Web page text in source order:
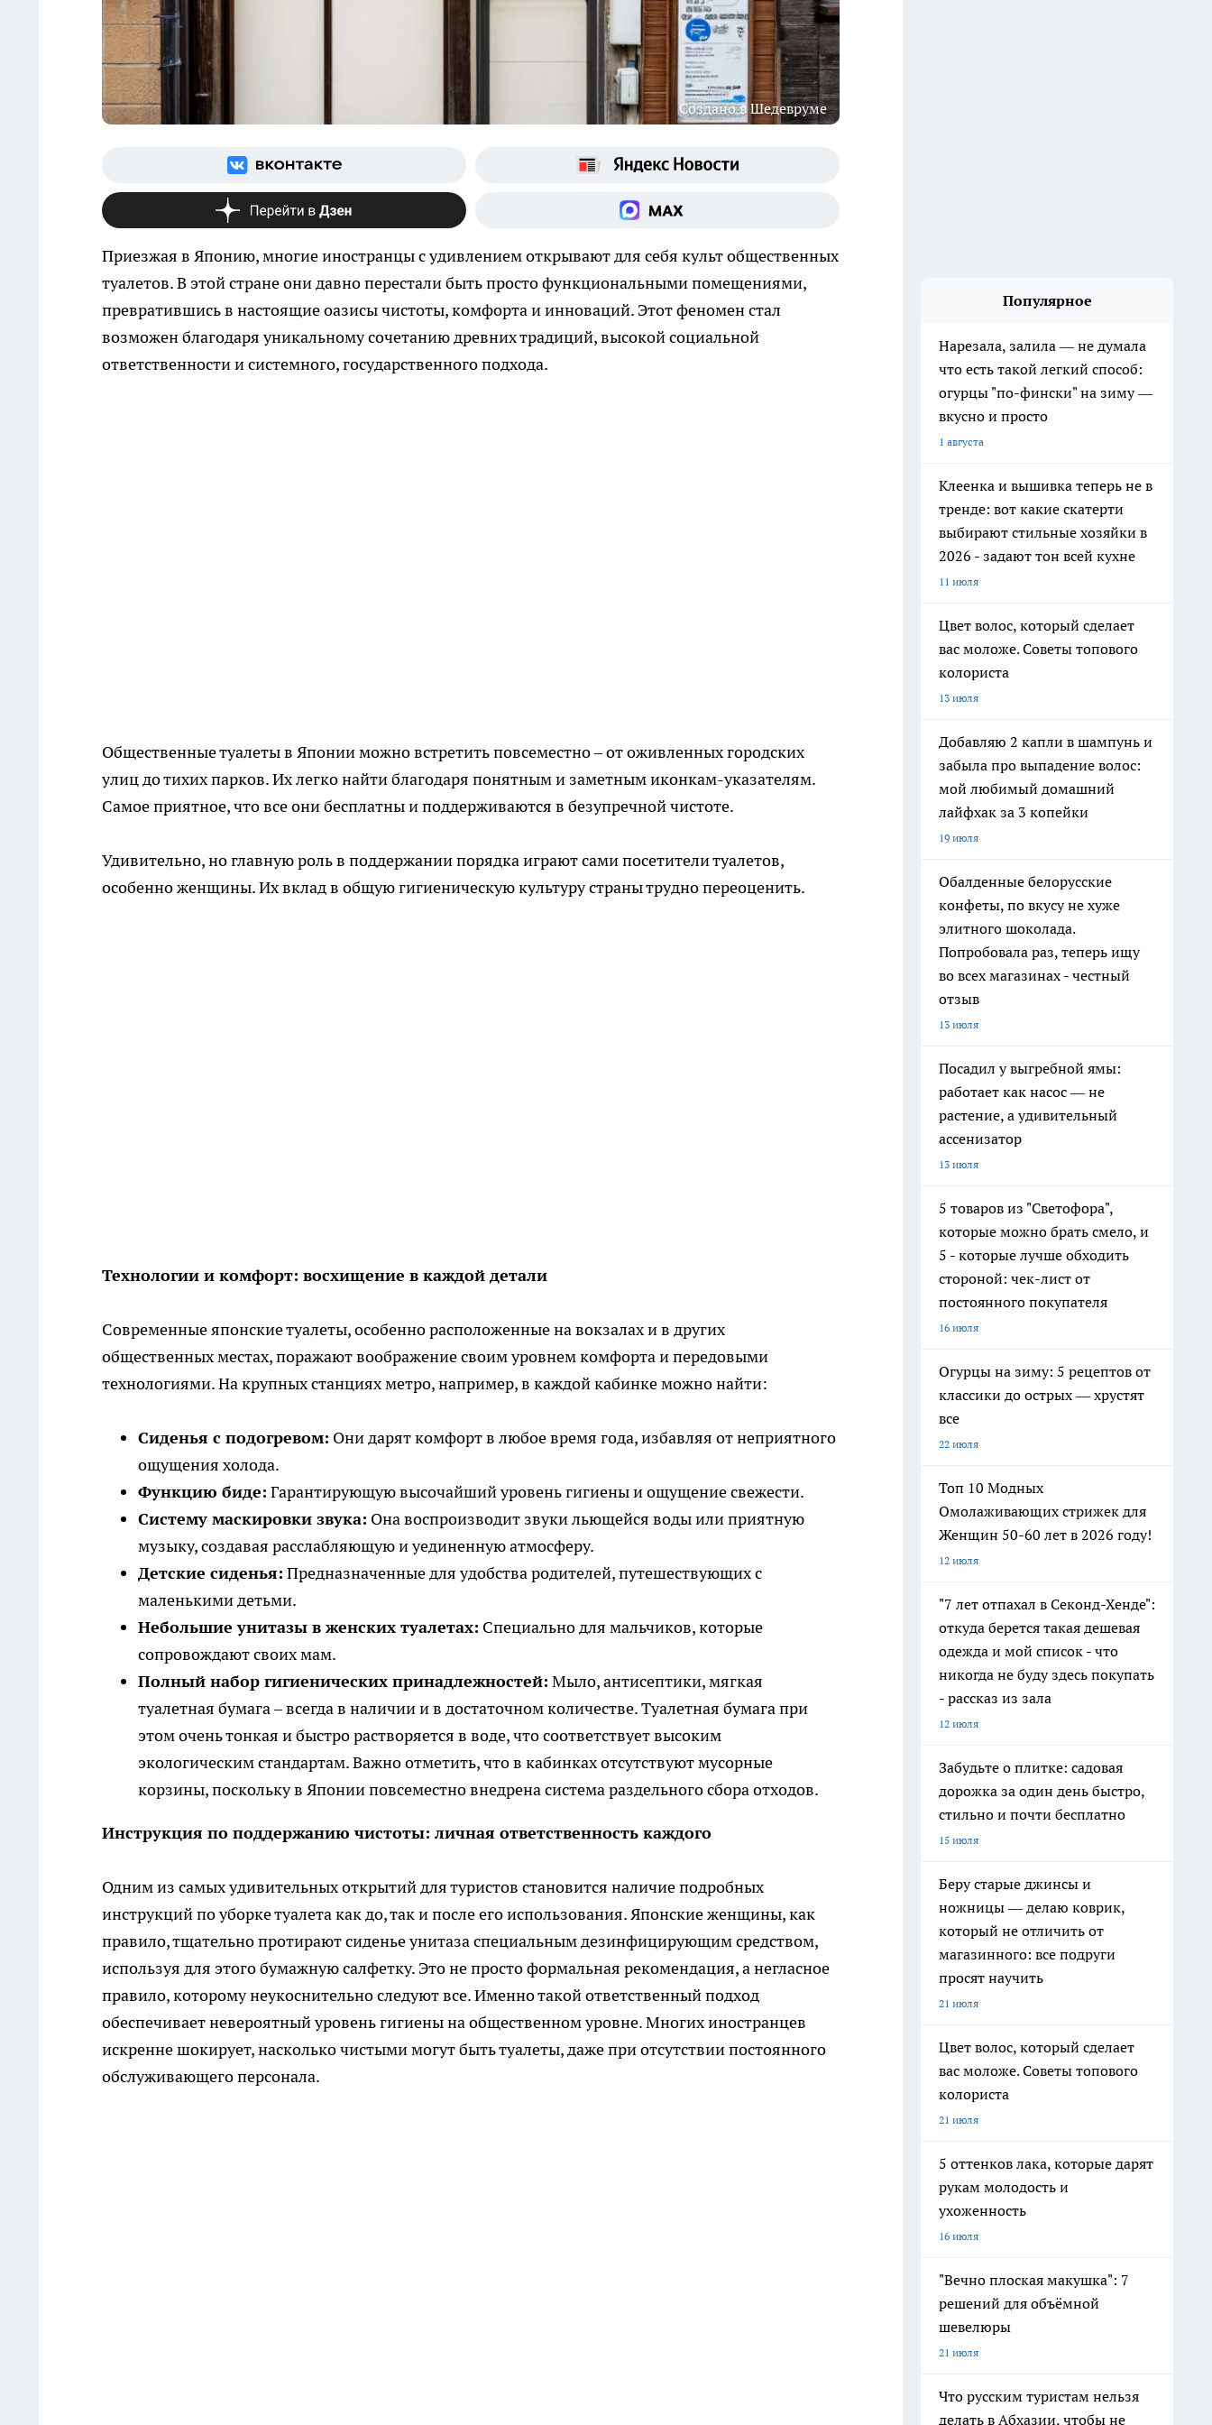
Создано в Шедевруме
Приезжая в Японию, многие иностранцы с удивлением открывают для себя культ общественных
туалетов. В этой стране они давно перестали быть просто функциональными помещениями,
превратившись в настоящие оазисы чистоты, комфорта и инноваций. Этот феномен стал
возможен благодаря уникальному сочетанию древних традиций, высокой социальной
ответственности и системного, государственного подхода.
Общественные туалеты в Японии можно встретить повсеместно – от оживленных городских
улиц до тихих парков. Их легко найти благодаря понятным и заметным иконкам-указателям.
Самое приятное, что все они бесплатны и поддерживаются в безупречной чистоте.
Удивительно, но главную роль в поддержании порядка играют сами посетители туалетов,
особенно женщины. Их вклад в общую гигиеническую культуру страны трудно переоценить.
Технологии и комфорт: восхищение в каждой детали
Современные японские туалеты, особенно расположенные на вокзалах и в других
общественных местах, поражают воображение своим уровнем комфорта и передовыми
технологиями. На крупных станциях метро, например, в каждой кабинке можно найти:
Сиденья с подогревом: Они дарят комфорт в любое время года, избавляя от неприятного
ощущения холода.
Функцию биде: Гарантирующую высочайший уровень гигиены и ощущение свежести.
Систему маскировки звука: Она воспроизводит звуки льющейся воды или приятную
музыку, создавая расслабляющую и уединенную атмосферу.
Детские сиденья: Предназначенные для удобства родителей, путешествующих с
маленькими детьми.
Небольшие унитазы в женских туалетах: Специально для мальчиков, которые
сопровождают своих мам.
Полный набор гигиенических принадлежностей: Мыло, антисептики, мягкая
туалетная бумага – всегда в наличии и в достаточном количестве. Туалетная бумага при
этом очень тонкая и быстро растворяется в воде, что соответствует высоким
экологическим стандартам. Важно отметить, что в кабинках отсутствуют мусорные
корзины, поскольку в Японии повсеместно внедрена система раздельного сбора отходов.
Инструкция по поддержанию чистоты: личная ответственность каждого
Одним из самых удивительных открытий для туристов становится наличие подробных
инструкций по уборке туалета как до, так и после его использования. Японские женщины, как
правило, тщательно протирают сиденье унитаза специальным дезинфицирующим средством,
используя для этого бумажную салфетку. Это не просто формальная рекомендация, а негласное
правило, которому неукоснительно следуют все. Именно такой ответственный подход
обеспечивает невероятный уровень гигиены на общественном уровне. Многих иностранцев
искренне шокирует, насколько чистыми могут быть туалеты, даже при отсутствии постоянного
обслуживающего персонала.
Популярное
Нарезала, залила — не думала
что есть такой легкий способ:
огурцы "по-фински" на зиму —
вкусно и просто
1 августа
Клеенка и вышивка теперь не в
тренде: вот какие скатерти
выбирают стильные хозяйки в
2026 - задают тон всей кухне
11 июля
Цвет волос, который сделает
вас моложе. Советы топового
колориста
13 июля
Добавляю 2 капли в шампунь и
забыла про выпадение волос:
мой любимый домашний
лайфхак за 3 копейки
19 июля
Обалденные белорусские
конфеты, по вкусу не хуже
элитного шоколада.
Попробовала раз, теперь ищу
во всех магазинах - честный
отзыв
13 июля
Посадил у выгребной ямы:
работает как насос — не
растение, а удивительный
ассенизатор
13 июля
5 товаров из "Светофора",
которые можно брать смело, и
5 - которые лучше обходить
стороной: чек-лист от
постоянного покупателя
16 июля
Огурцы на зиму: 5 рецептов от
классики до острых — хрустят
все
22 июля
Топ 10 Модных
Омолаживающих стрижек для
Женщин 50-60 лет в 2026 году!
12 июля
"7 лет отпахал в Секонд-Хенде":
откуда берется такая дешевая
одежда и мой список - что
никогда не буду здесь покупать
- рассказ из зала
12 июля
Забудьте о плитке: садовая
дорожка за один день быстро,
стильно и почти бесплатно
15 июля
Беру старые джинсы и
ножницы — делаю коврик,
который не отличить от
магазинного: все подруги
просят научить
21 июля
Цвет волос, который сделает
вас моложе. Советы топового
колориста
21 июля
5 оттенков лака, которые дарят
рукам молодость и
ухоженность
16 июля
"Вечно плоская макушка": 7
решений для объёмной
шевелюры
21 июля
Что русским туристам нельзя
делать в Абхазии, чтобы не